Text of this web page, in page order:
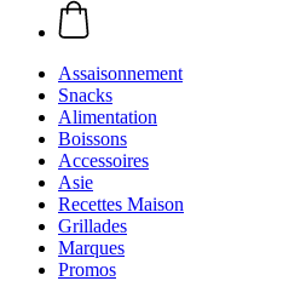
Assaisonnement
Snacks
Alimentation
Boissons
Accessoires
Asie
Recettes Maison
Grillades
Marques
Promos